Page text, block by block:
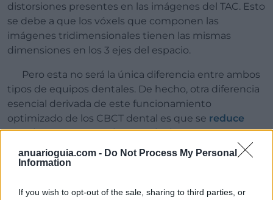
anuarioguia.com - Do Not Process My Personal
Information
If you wish to opt-out of the sale, sharing to third parties, or
distorsiones presentes en las imágenes del TAC. Esto
se debe a que los vóxels que componen las
imágenes tridimensionales tienen las mismas
dimensiones en los 3 ejes del espacio.
Pero esta no será la única diferencia entre ambos
tipos de equipos dentales. De hecho, otra diferencia
esencial derivada de este funcionamiento
optimizado de los CBCT dental es que se reduce
drásticamente la dosis de radiación para el
paciente.
De hecho, se calcula que la radiación
recibida en un TAC es 75 veces superior a la de un
a que el tiempo de exposición a rayos X es menor,